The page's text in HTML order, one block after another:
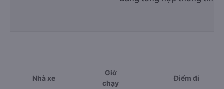
Nhà xe
Giờ
chạy
Điểm đi